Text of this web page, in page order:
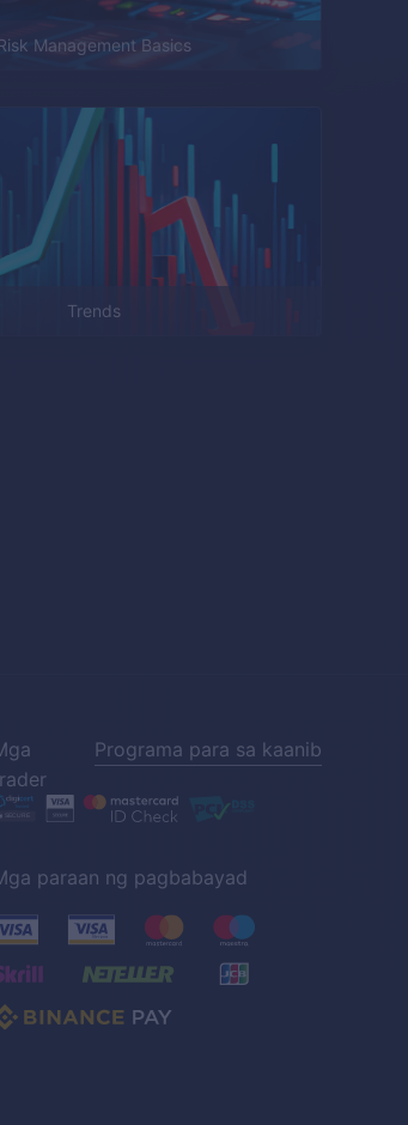
Management Basics
Trends
Programa para sa kaanib
paraan ng pagbabayad